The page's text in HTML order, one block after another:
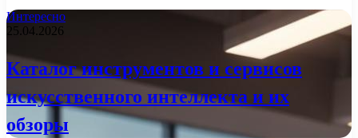
Интересно
25.04.2026
Каталог инструментов и сервисов
искусственного интеллекта и их
обзоры